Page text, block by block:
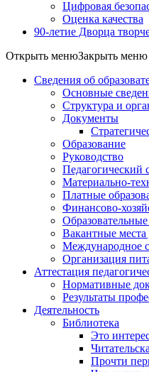
Цифровая
Оценка качества
90-летие Дворца
Открыть менюЗакрыть меню
Сведения об
Основные
Структура и
Документы
Образование
Руководство
Педагогический
Материально-
Платные
Финансово-
Вакантные
Международное
Организация
Аттестация
Нормативные
Результаты
Деятельность
Библиотека
Это
Прочти